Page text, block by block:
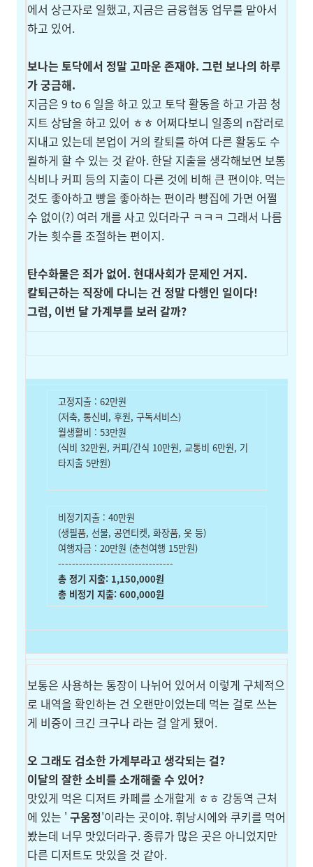
에서 상근자로 일했고, 지금은 금융협동 업무를 맡아서
하고 있어.
보나는 토닥에서 정말 고마운 존재야. 그런 보나의 하루
가 궁금해.
지금은 9 to 6 일을 하고 있고 토닥 활동을 하고 가끔 청
지트 상담을 하고 있어 ㅎㅎ 어쩌다보니 일종의 n잡러로
지내고 있는데 본업이 거의 칼퇴를 하여 다른 활동도 수
월하게 할 수 있는 것 같아. 한달 지출을 생각해보면 보통
식비나 커피 등의 지출이 다른 것에 비해 큰 편이야. 먹는
것도 좋아하고 빵을 좋아하는 편이라 빵집에 가면 어쩔
수 없이(?) 여러 개를 사고 있더라구 ㅋㅋㅋ 그래서 나름
가는 횟수를 조절하는 편이지.
탄수화물은 죄가 없어. 현대사회가 문제인 거지.
칼퇴근하는 직장에 다니는 건 정말 다행인 일이다!
그럼, 이번 달 가계부를 보러 갈까?
고정지출 : 62만원
(저축, 통신비, 후원, 구독서비스)
월생활비 : 53만원
(식비 32만원, 커피/간식 10만원, 교통비 6만원, 기
타지출 5만원)
비정기지출 : 40만원
(생필품, 선물, 공연티켓, 화장품, 옷 등)
여행자금 : 20만원 (춘천여행 15만원)
---------------------------------
총 정기 지출: 1,150,000원
총 비정기 지출: 600,000원
보통은 사용하는 통장이 나뉘어 있어서 이렇게 구체적으
로 내역을 확인하는 건 오랜만이었는데 먹는 걸로 쓰는
게 비중이 크긴 크구나 라는 걸 알게 됐어.
오 그래도 검소한 가계부라고 생각되는 걸?
이달의 잘한 소비를 소개해줄 수 있어?
맛있게 먹은 디저트 카페를 소개할게 ㅎㅎ 강동역 근처
에 있는 ' 구움정'이라는 곳이야. 휘낭시에와 쿠키를 먹어
봤는데 너무 맛있더라구. 종류가 많은 곳은 아니었지만
다른 디저트도 맛있을 것 같아.